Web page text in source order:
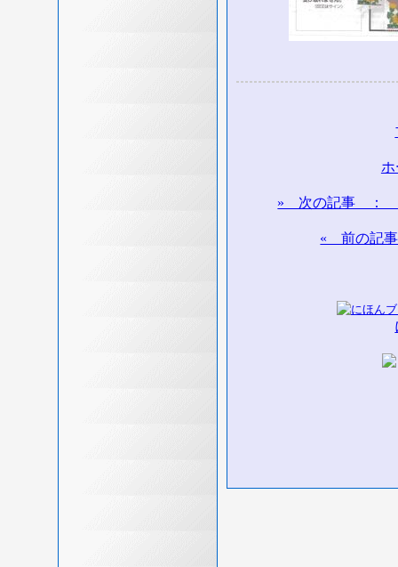
» 次の記事 ：
« 前の記